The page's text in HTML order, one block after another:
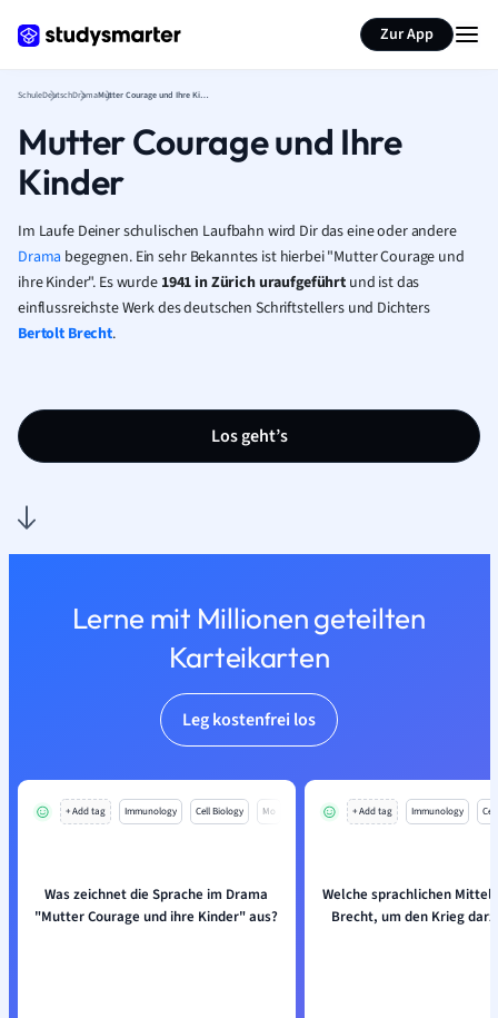
Zur App
SchuleDeutschDrama Mutter Courage und Ihre Kinder
Mutter Courage und Ihre
Kinder
Im Laufe Deiner schulischen Laufbahn wird Dir das eine oder andere
Drama begegnen. Ein sehr Bekanntes ist hierbei "Mutter Courage und
ihre Kinder". Es wurde 1941 in Zürich uraufgeführt und ist das
einflussreichste Werk des deutschen Schriftstellers und Dichters
Bertolt Brecht.
Los geht’s
Lerne mit Millionen geteilten
Karteikarten
Leg kostenfrei los
+ Add tag Immunology Cell Biology Mo
Was zeichnet die Sprache im Drama
"Mutter Courage und ihre Kinder" aus?
+ Add tag Immunology
Welche sprachlichen Mittel
Brecht, um den Krieg
Seite zusammenfassen